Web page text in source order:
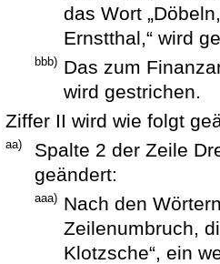
das Wort
Ernstthal,“ wird
bbb) Das zum
wird gestrichen.
Ziffer II wird wie folgt
aa)
Spalte 2 der Zeile
geändert:
aaa) Nach den
Zeilenumbruch,
Klotzsche“, ein